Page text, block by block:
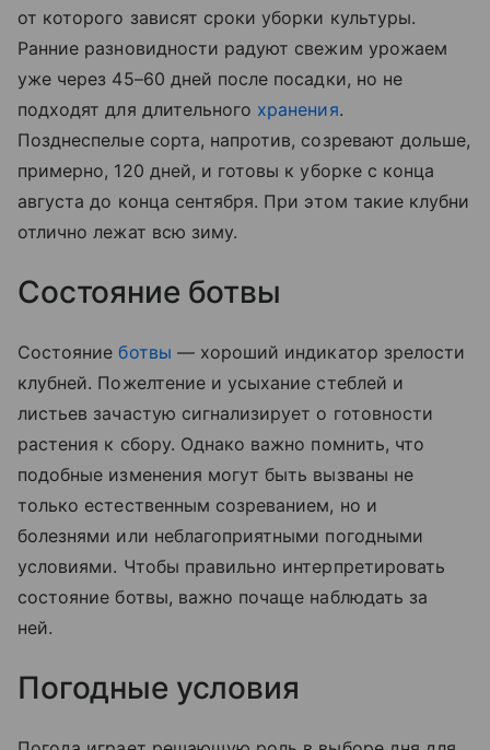
от которого зависят сроки уборки культуры.
Ранние разновидности радуют свежим урожаем
уже через 45–60 дней после посадки, но не
подходят для длительного хранения.
Позднеспелые сорта, напротив, созревают дольше,
примерно, 120 дней, и готовы к уборке с конца
августа до конца сентября. При этом такие клубни
отлично лежат всю зиму.
Состояние ботвы
Состояниеботвы — хороший индикатор зрелости
клубней. Пожелтение и усыхание стеблей и
листьев зачастую сигнализирует о готовности
растения к сбору. Однако важно помнить, что
подобные изменения могут быть вызваны не
только естественным созреванием, но и
болезнями или неблагоприятными погодными
условиями. Чтобы правильно интерпретировать
состояние ботвы, важно почаще наблюдать за
ней.
Погодные условия